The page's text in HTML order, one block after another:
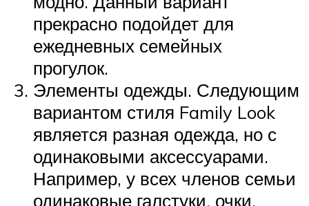
прекрасно подойдет для
ежедневных семейных
прогулок.
Элементы одежды. Следующим
вариантом стиля Family Look
является разная одежда, но с
одинаковыми аксессуарами.
Например, у всех членов семьи
одинаковые галстуки, очки,